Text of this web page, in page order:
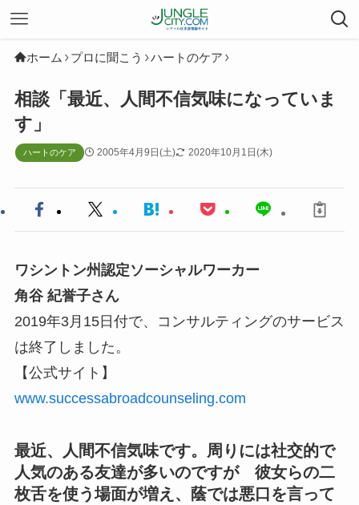
ホーム プロに聞こう ハートのケア
相談「最近、人間不信気味になっていま
す」
ハートのケア 2005年4月9日(土) 2020年10月1日(木)
ワシントン州認定ソーシャルワーカー
角谷 紀誉子さん
2019年3月15日付で、コンサルティングのサービス
は終了しました。
【公式サイト】
www.successabroadcounseling.com
最近、人間不信気味です。周りには社交的で
人気のある友達が多いのですが 彼女らの二
枚舌を使う場面が増え、蔭では悪口を言って